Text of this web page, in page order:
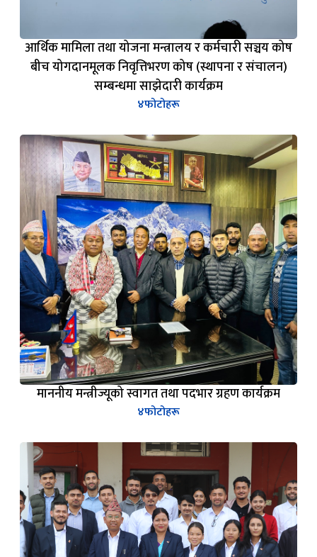
आर्थिक मामिला तथा योजना मन्त्रालय र कर्मचारी सञ्चय कोष
बीच योगदानमूलक निवृत्तिभरण कोष (स्थापना र संचालन)
सम्बन्धमा साझेदारी कार्यक्रम
४फोटोहरू
माननीय मन्त्रीज्यूको स्वागत तथा पदभार ग्रहण कार्यक्रम
४फोटोहरू